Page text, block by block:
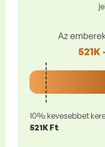
Az
521K
10% kevesebbet
521K Ft